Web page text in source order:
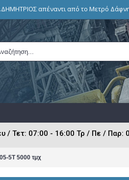
απέναντι από το Μετρό
/ Τετ: 07:00 - 16:00 Τρ / Πε / Παρ:
5T 5000 τμχ